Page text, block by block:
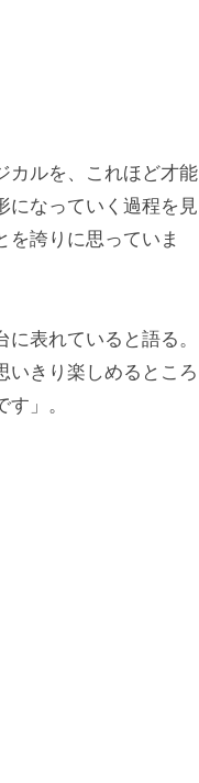
カルを、これほど才能
になっていく過程を見
を誇りに思っていま
表れていると語る。
いきり楽しめるところ
」。